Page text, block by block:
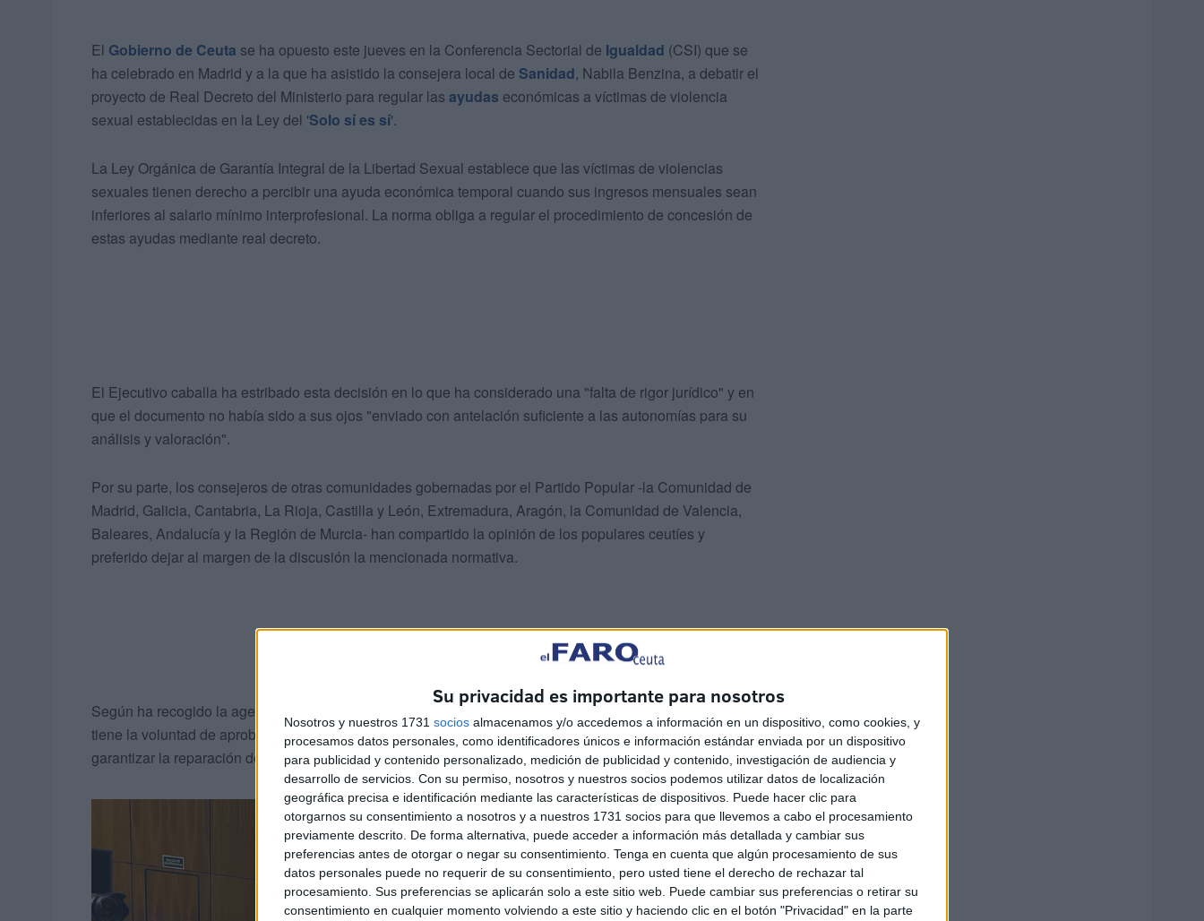
Su privacidad es importante para nosotros
Nosotros y nuestros 1731 socios almacenamos y/o accedemos a información en un dispositivo, como cookies, y
procesamos datos personales, como identificadores únicos e información estándar enviada por un dispositivo
para publicidad y contenido personalizado, medición de publicidad y contenido, investigación de audiencia y
desarrollo de servicios. Con su permiso, nosotros y nuestros socios podemos utilizar datos de localización
geográfica precisa e identificación mediante las características de dispositivos. Puede hacer clic para
otorgarnos su consentimiento a nosotros y a nuestros 1731 socios para que llevemos a cabo el procesamiento
previamente descrito. De forma alternativa, puede acceder a información más detallada y cambiar sus
preferencias antes de otorgar o negar su consentimiento. Tenga en cuenta que algún procesamiento de sus
datos personales puede no requerir de su consentimiento, pero usted tiene el derecho de rechazar tal
procesamiento. Sus preferencias se aplicarán solo a este sitio web. Puede cambiar sus preferencias o retirar su
consentimiento en cualquier momento volviendo a este sitio y haciendo clic en el botón "Privacidad" en la parte
El Gobierno de Ceuta se ha opuesto este jueves en la Conferencia Sectorial de Igualdad (CSI) que se
ha celebrado en Madrid y a la que ha asistido la consejera local de Sanidad, Nabila Benzina, a debatir el
proyecto de Real Decreto del Ministerio para regular las ayudas económicas a víctimas de violencia
sexual establecidas en la Ley del 'Solo sí es sí'.
La Ley Orgánica de Garantía Integral de la Libertad Sexual establece que las víctimas de violencias
sexuales tienen derecho a percibir una ayuda económica temporal cuando sus ingresos mensuales sean
inferiores al salario mínimo interprofesional. La norma obliga a regular el procedimiento de concesión de
estas ayudas mediante real decreto.
El Ejecutivo caballa ha estribado esta decisión en lo que ha considerado una "falta de rigor jurídico" y en
que el documento no había sido a sus ojos "enviado con antelación suficiente a las autonomías para su
análisis y valoración".
Por su parte, los consejeros de otras comunidades gobernadas por el Partido Popular -la Comunidad de
Madrid, Galicia, Cantabria, La Rioja, Castilla y León, Extremadura, Aragón, la Comunidad de Valencia,
Baleares, Andalucía y la Región de Murcia- han compartido la opinión de los populares ceutíes y
preferido dejar al margen de la discusión la mencionada normativa.
Según ha recogido la agencia EFE, fuentes del Ministerio de Igualdad han aseverado que el Gobierno
tiene la voluntad de aprobar este real "lo antes posible" en Consejo de Ministros "por su importancia para
garantizar la reparación de las víctimas de violencias sexuales".